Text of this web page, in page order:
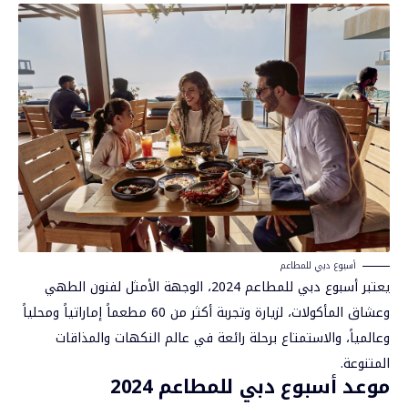
أسبوع دبي للمطاعم
يعتبر أسبوع دبي للمطاعم 2024، الوجهة الأمثل لفنون الطهي
وعشاق المأكولات، لزيارة وتجربة أكثر من 60 مطعماً إماراتياً ومحلياً
وعالمياً، والاستمتاع برحلة رائعة في عالم النكهات والمذاقات
المتنوعة.
موعد أسبوع دبي للمطاعم 2024